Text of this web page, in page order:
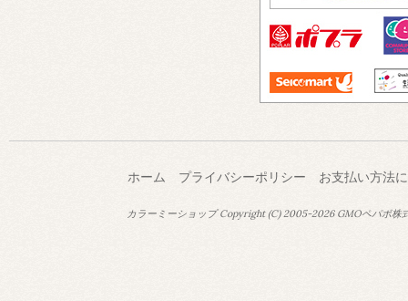
ホーム プライバシーポリシー お支払い方法
カラーミーショップCopyright (C) 2005-2026 GMOペパボ株